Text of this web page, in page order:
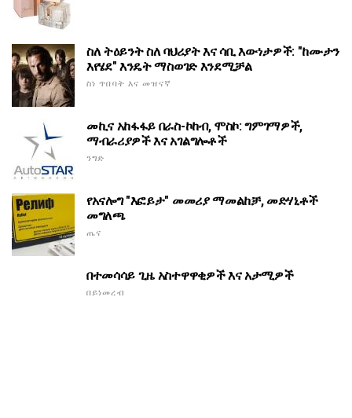
ስለ ትዕይንት ስለ ባህሪያት እና ሳቢ እውነታዎች: "ከሙታን
እየሄደ" እንዴት ማስወገድ እንደሚቻል
ስነ ጥበባት እና መዝናኛ
መኪና አከፋፋይ በራስ-ኮከብ, ሞስኮ: ግምገማዎች,
ማብራሪያዎች እና አገልግሎቶች
ንግድ
የአናሎግ "እፎይታ" መመሪያ ማመልከቻ, መድሃኒቶች
መግለጫ
ጤና
በተመሳሳይ ጊዜ አስተዋዋቂዎች እና አታሚዎች
በይነመረብ